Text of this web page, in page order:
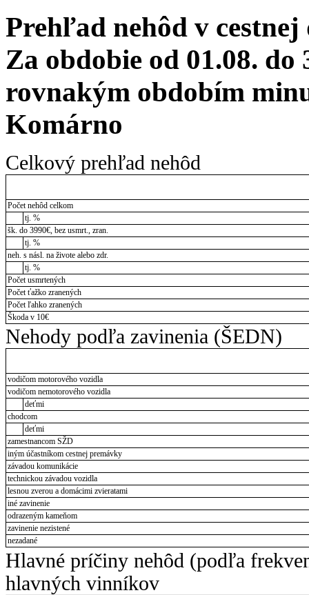
Prehľad nehôd v cestnej
Za obdobie od 01.08. do
rovnakým obdobím
Komárno
Celkový prehľad nehôd
Počet nehôd celkom
tj. %
šk. do 3990€, bez usmrt., zran.
tj. %
neh. s násl. na živote alebo zdr.
tj. %
Počet usmrtených
Počet ťažko zranených
Počet ľahko zranených
Škoda v 10€
Nehody podľa zavinenia (ŠEDN)
vodičom motorového vozidla
vodičom nemotorového vozidla
deťmi
chodcom
deťmi
zamestnancom SŽD
iným účastníkom cestnej premávky
závadou komunikácie
technickou závadou vozidla
lesnou zverou a domácimi zvieratami
iné zavinenie
odrazeným kameňom
zavinenie nezistené
nezadané
Hlavné príčiny nehôd (podľa
hlavných vinníkov